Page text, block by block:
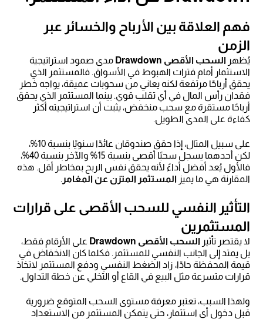
فهم العلاقة بين الأرباح والخسائر عبر
الزمن
يُظهر السحب الأقصى Drawdown
مدى صمود استراتيجية
الاستثمار أمام فترات الهبوط في الأسواق. فالمستثمر الذي
يحقق أرباحًا مرتفعة لكنه يعاني من سحوبات عميقة، يواجه خطر
فقدان رأس المال في أي تقلب قوي. بينما المستثمر الذي يحقق
أرباحًا مستقرة مع سحب منخفض، يثبت أن استراتيجيته أكثر
كفاءة على المدى الطويل.
على سبيل المثال، إذا حقق صندوقان عائدًا سنويًا بنسبة 10%،
لكن أحدهما يسجل سحبًا أقصى بنسبة 15% والآخر بنسبة 40%،
فالأول يُعد أفضل أداءً لأنه يحقق نفس الربح بمخاطر أقل. هذه
المقارنة هي ما يميز المستثمر المتزن عن المغامر .
التأثير النفسي للسحب الأقصى على قرارات
المستثمرين
لا يقتصر تأثير السحب الأقصى Drawdown
على الأرقام فقط،
بل يمتد إلى الجانب النفسي للمستثمر. فكلما كان الانخفاض في
قيمة المحفظة حادًا، زاد الضغط النفسي ودفع المستثمر لاتخاذ
قرارات متسرعة مثل البيع في القاع أو التخلي عن خطة التداول.
ولهذا السبب، تعتبر معرفة مستوى السحب المتوقع ضرورية
قبل دخول أي استثمار، حتى يتمكن المستثمر من الاستعداد